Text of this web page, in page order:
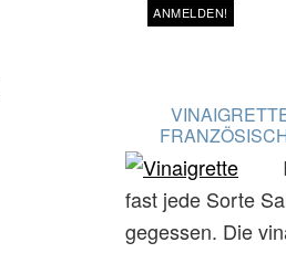
fast jede Sorte
gegessen. Die